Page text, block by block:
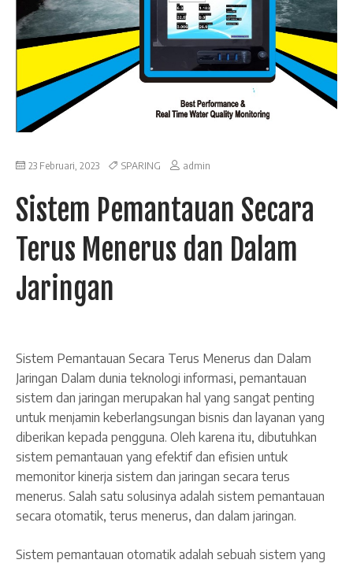
23 Februari, 2023 SPARING admin
Sistem Pemantauan Secara
Terus Menerus dan Dalam
Jaringan
Sistem Pemantauan Secara Terus Menerus dan Dalam
Jaringan Dalam dunia teknologi informasi, pemantauan
sistem dan jaringan merupakan hal yang sangat penting
untuk menjamin keberlangsungan bisnis dan layanan yang
diberikan kepada pengguna. Oleh karena itu, dibutuhkan
sistem pemantauan yang efektif dan efisien untuk
memonitor kinerja sistem dan jaringan secara terus
menerus. Salah satu solusinya adalah sistem pemantauan
secara otomatik, terus menerus, dan dalam jaringan.
Sistem pemantauan otomatik adalah sebuah sistem yang